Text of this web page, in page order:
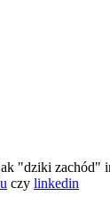
"dziki zachód"
czy linkedin